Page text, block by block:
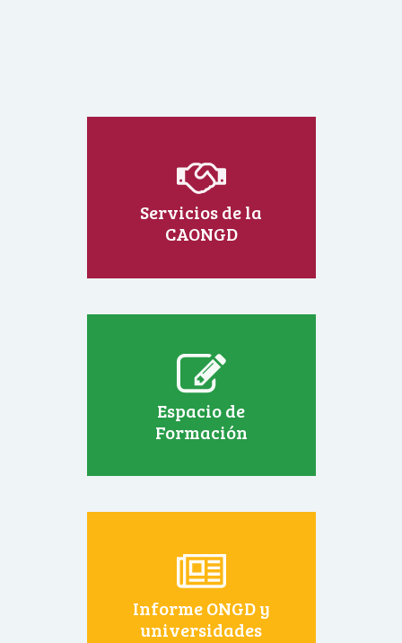
Servicios de la
CAONGD
Espacio de
Formación
Informe ONGD y
universidades